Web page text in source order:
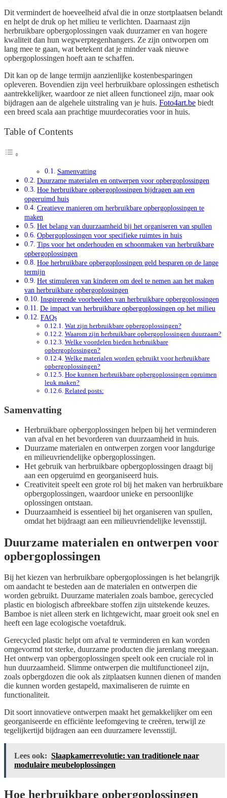
Dit vermindert de hoeveelheid afval die in onze stortplaatsen belandt
en helpt de druk op het milieu te verlichten. Daarnaast zijn
herbruikbare opbergoplossingen vaak duurzamer en van hogere
kwaliteit dan hun wegwerptegenhangers. Ze zijn ontworpen om
lang mee te gaan, wat betekent dat je minder vaak nieuwe
opbergoplossingen hoeft aan te schaffen.
Dit kan op de lange termijn aanzienlijke kostenbesparingen
opleveren. Bovendien zijn veel herbruikbare oplossingen esthetisch
aantrekkelijker, waardoor ze niet alleen functioneel zijn, maar ook
bijdragen aan de algehele uitstraling van je huis. Foto4art.be biedt
een breed scala aan prachtige muurdecoraties voor in huis.
Table of Contents
Samenvatting
Duurzame materialen en ontwerpen voor opbergoplossingen
Hoe herbruikbare opbergoplossingen bijdragen aan een
opgeruimd huis
Creatieve manieren om herbruikbare opbergoplossingen te
maken
Het belang van duurzaamheid bij het organiseren van spullen
Opbergoplossingen voor specifieke ruimtes in huis
Tips voor het onderhouden en schoonmaken van herbruikbare
opbergoplossingen
Hoe herbruikbare opbergoplossingen geld besparen op de lange
termijn
Het stimuleren van kinderen om deel te nemen aan het maken
van herbruikbare opbergoplossingen
Inspirerende voorbeelden van herbruikbare opbergoplossingen
De impact van herbruikbare opbergoplossingen op het milieu
FAQs
Wat zijn herbruikbare opbergoplossingen?
Waarom zijn herbruikbare opbergoplossingen duurzaam?
Welke voordelen bieden herbruikbare
opbergoplossingen?
Welke materialen worden gebruikt voor herbruikbare
opbergoplossingen?
Hoe kunnen herbruikbare opbergoplossingen opruimen
leuk maken?
Related posts:
Samenvatting
Herbruikbare opbergoplossingen helpen bij het verminderen
van afval en het bevorderen van duurzaamheid in huis.
Duurzame materialen en ontwerpen zorgen voor langdurige
en milieuvriendelijke opbergoplossingen.
Het gebruik van herbruikbare opbergoplossingen draagt bij
aan een opgeruimd en georganiseerd huis.
Creativiteit speelt een grote rol bij het maken van herbruikbare
opbergoplossingen, waardoor unieke en persoonlijke
oplossingen ontstaan.
Duurzaamheid is essentieel bij het organiseren van spullen,
omdat het bijdraagt aan een milieuvriendelijke levensstijl.
Duurzame materialen en ontwerpen voor
opbergoplossingen
Bij het kiezen van herbruikbare opbergoplossingen is het belangrijk
om aandacht te besteden aan de materialen en ontwerpen die
worden gebruikt. Duurzame materialen zoals bamboe, gerecycled
plastic en biologisch afbreekbare stoffen zijn uitstekende keuzes.
Bamboe is niet alleen sterk en lichtgewicht, maar groeit ook snel en
heeft een lage ecologische voetafdruk.
Gerecycled plastic helpt om afval te verminderen en kan worden
omgevormd tot sterke, duurzame producten die jarenlang meegaan.
Het ontwerp van opbergoplossingen speelt ook een cruciale rol in
hun duurzaamheid. Slimme ontwerpen die multifunctioneel zijn,
zoals opbergdozen die ook als zitplaatsen kunnen dienen of manden
die kunnen worden gestapeld, maximaliseren de ruimte en
functionaliteit.
Dit soort innovatieve ontwerpen maakt het gemakkelijker om een
georganiseerde en efficiënte leefomgeving te creëren, terwijl ze
tegelijkertijd bijdragen aan een duurzamere levensstijl.
Lees ook: Slaapkamerrevolutie: van traditionele naar
modulaire meubeloplossingen
Hoe herbruikbare opbergoplossingen